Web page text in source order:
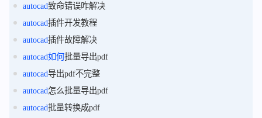
autocad致命错误咋解决
autocad插件开发教程
autocad插件故障解决
autocad如何批量导出pdf
autocad导出pdf不完整
autocad怎么批量导出pdf
autocad批量转换成pdf